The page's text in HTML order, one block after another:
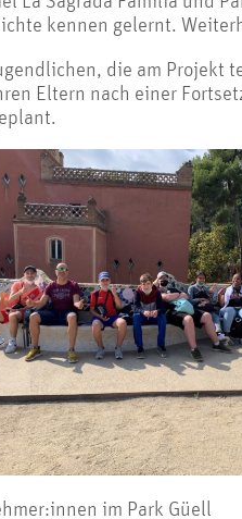
kennen gelernt.
die am Projekt
Eltern nach einer
im Park Güell